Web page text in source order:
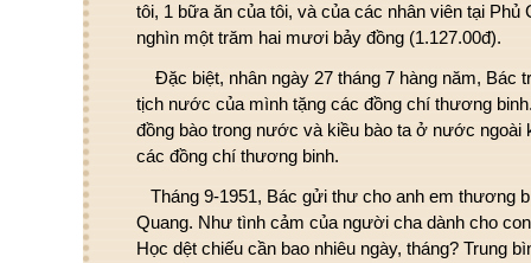
tôi, 1 bữa ăn của tôi, và của các nhân viên tại Phủ
nghìn một trăm hai mươi bảy đồng (1.127.00đ).
Đặc biệt, nhân ngày 27 tháng 7 hàng năm, Bác
tịch nước của mình tặng các đồng chí thương
đồng bào trong nước và kiều bào ta ở nước ngoài
các đồng chí thương binh.
Tháng 9-1951, Bác gửi thư cho anh em thương
Quang. Như tình cảm của người cha dành cho
Học dệt chiếu cần bao nhiêu ngày, tháng? Trung